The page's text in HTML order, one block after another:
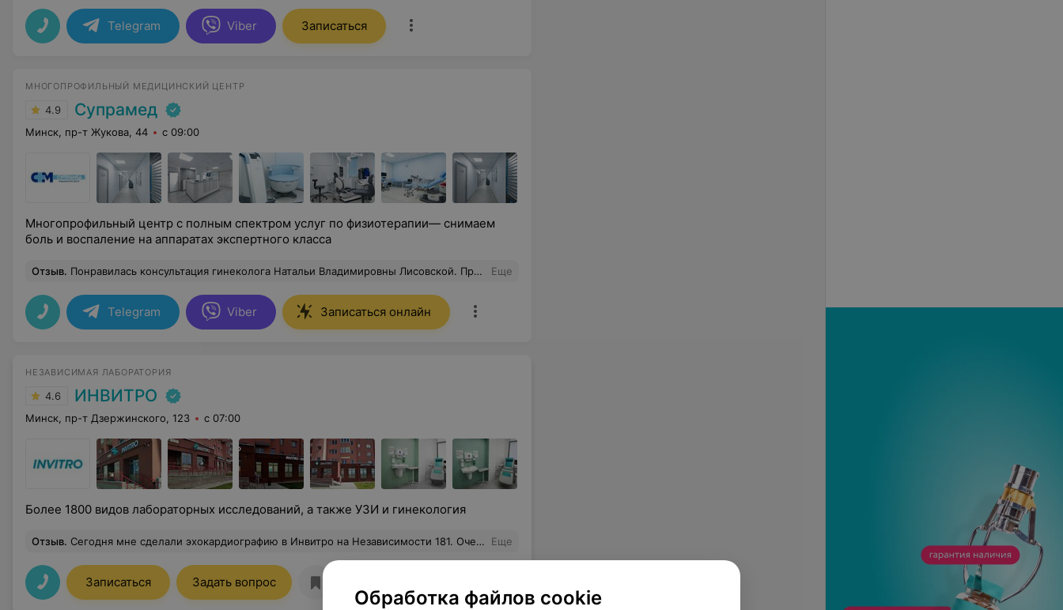
Telegram Viber Записаться
МНОГОПРОФИЛЬНЫЙ МЕДИЦИНСКИЙ ЦЕНТР
4.9 Супрамед
Минск, пр-т Жукова, 44 с 09:00
Многопрофильный центр с полным спектром услуг по физиотерапии— снимаем
боль и воспаление на аппаратах экспертного класса
Отзыв. Понравилась консультация гинеколога Натальи Владимировны Лисовской. Правильно выбирает слова, объясняет, очень тактичная. Еще
Telegram Viber Записаться онлайн
НЕЗАВИСИМАЯ ЛАБОРАТОРИЯ
4.6 ИНВИТРО
Минск, пр-т Дзержинского, 123 с 07:00
Более 1800 видов лабораторных исследований, а также УЗИ и гинекология
Отзыв. Сегодня мне сделали эхокардиографию в Инвитро на Независимости 181. Очень внимательный и доброжелательный врач. Рубан Ольга Алексеевна.Приятные администраторы и медсестра. Еще
Записаться Задать вопрос
Обработка файлов cookie